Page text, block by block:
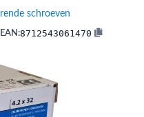
schroeven
EAN:8712543061470